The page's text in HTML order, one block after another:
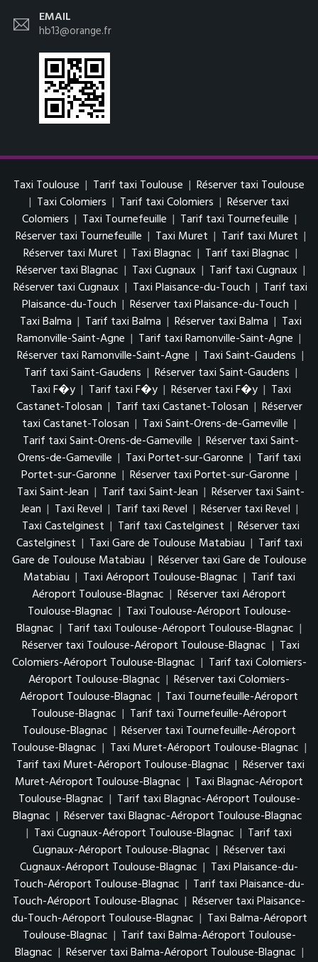
EMAIL
hb13@orange.fr
Taxi Toulouse | Tarif taxi Toulouse | Réserver taxi Toulouse
| Taxi Colomiers | Tarif taxi Colomiers | Réserver taxi
Colomiers | Taxi Tournefeuille | Tarif taxi Tournefeuille |
Réserver taxi Tournefeuille | Taxi Muret | Tarif taxi Muret |
Réserver taxi Muret | Taxi Blagnac | Tarif taxi Blagnac |
Réserver taxi Blagnac | Taxi Cugnaux | Tarif taxi Cugnaux |
Réserver taxi Cugnaux | Taxi Plaisance-du-Touch | Tarif taxi
Plaisance-du-Touch | Réserver taxi Plaisance-du-Touch |
Taxi Balma | Tarif taxi Balma | Réserver taxi Balma | Taxi
Ramonville-Saint-Agne | Tarif taxi Ramonville-Saint-Agne |
Réserver taxi Ramonville-Saint-Agne | Taxi Saint-Gaudens |
Tarif taxi Saint-Gaudens | Réserver taxi Saint-Gaudens |
Taxi F�y | Tarif taxi F�y | Réserver taxi F�y | Taxi
Castanet-Tolosan | Tarif taxi Castanet-Tolosan | Réserver
taxi Castanet-Tolosan | Taxi Saint-Orens-de-Gameville |
Tarif taxi Saint-Orens-de-Gameville | Réserver taxi Saint-
Orens-de-Gameville | Taxi Portet-sur-Garonne | Tarif taxi
Portet-sur-Garonne | Réserver taxi Portet-sur-Garonne |
Taxi Saint-Jean | Tarif taxi Saint-Jean | Réserver taxi Saint-
Jean | Taxi Revel | Tarif taxi Revel | Réserver taxi Revel |
Taxi Castelginest | Tarif taxi Castelginest | Réserver taxi
Castelginest | Taxi Gare de Toulouse Matabiau | Tarif taxi
Gare de Toulouse Matabiau | Réserver taxi Gare de Toulouse
Matabiau | Taxi Aéroport Toulouse-Blagnac | Tarif taxi
Aéroport Toulouse-Blagnac | Réserver taxi Aéroport
Toulouse-Blagnac | Taxi Toulouse-Aéroport Toulouse-
Blagnac | Tarif taxi Toulouse-Aéroport Toulouse-Blagnac |
Réserver taxi Toulouse-Aéroport Toulouse-Blagnac | Taxi
Colomiers-Aéroport Toulouse-Blagnac | Tarif taxi Colomiers-
Aéroport Toulouse-Blagnac | Réserver taxi Colomiers-
Aéroport Toulouse-Blagnac | Taxi Tournefeuille-Aéroport
Toulouse-Blagnac | Tarif taxi Tournefeuille-Aéroport
Toulouse-Blagnac | Réserver taxi Tournefeuille-Aéroport
Toulouse-Blagnac | Taxi Muret-Aéroport Toulouse-Blagnac |
Tarif taxi Muret-Aéroport Toulouse-Blagnac | Réserver taxi
Muret-Aéroport Toulouse-Blagnac | Taxi Blagnac-Aéroport
Toulouse-Blagnac | Tarif taxi Blagnac-Aéroport Toulouse-
Blagnac | Réserver taxi Blagnac-Aéroport Toulouse-Blagnac
| Taxi Cugnaux-Aéroport Toulouse-Blagnac | Tarif taxi
Cugnaux-Aéroport Toulouse-Blagnac | Réserver taxi
Cugnaux-Aéroport Toulouse-Blagnac | Taxi Plaisance-du-
Touch-Aéroport Toulouse-Blagnac | Tarif taxi Plaisance-du-
Touch-Aéroport Toulouse-Blagnac | Réserver taxi Plaisance-
du-Touch-Aéroport Toulouse-Blagnac | Taxi Balma-Aéroport
Toulouse-Blagnac | Tarif taxi Balma-Aéroport Toulouse-
Blagnac | Réserver taxi Balma-Aéroport Toulouse-Blagnac |